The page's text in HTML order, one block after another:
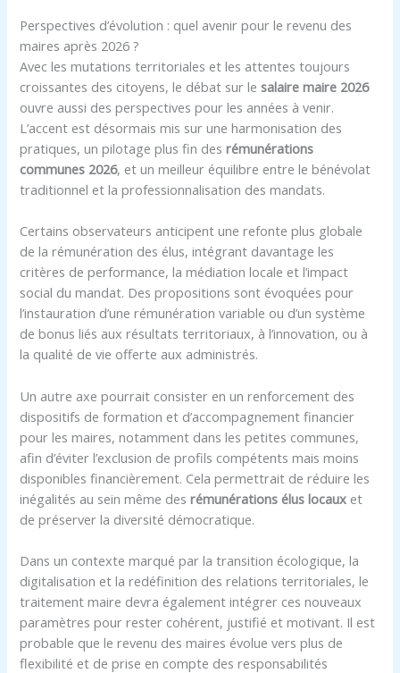
Perspectives d’évolution : quel avenir pour le revenu des
maires après 2026 ?
Avec les mutations territoriales et les attentes toujours
croissantes des citoyens, le débat sur lesalaire maire 2026
ouvre aussi des perspectives pour les années à venir.
L’accent est désormais mis sur une harmonisation des
pratiques, un pilotage plus fin desrémunérations
communes 2026, et un meilleur équilibre entre le bénévolat
traditionnel et la professionnalisation des mandats.
Certains observateurs anticipent une refonte plus globale
de la rémunération des élus, intégrant davantage les
critères de performance, la médiation locale et l’impact
social du mandat. Des propositions sont évoquées pour
l’instauration d’une rémunération variable ou d’un système
de bonus liés aux résultats territoriaux, à l’innovation, ou à
la qualité de vie offerte aux administrés.
Un autre axe pourrait consister en un renforcement des
dispositifs de formation et d’accompagnement financier
pour les maires, notamment dans les petites communes,
afin d’éviter l’exclusion de profils compétents mais moins
disponibles financièrement. Cela permettrait de réduire les
inégalités au sein même desrémunérations élus locaux et
de préserver la diversité démocratique.
Dans un contexte marqué par la transition écologique, la
digitalisation et la redéfinition des relations territoriales, le
traitement maire devra également intégrer ces nouveaux
paramètres pour rester cohérent, justifié et motivant. Il est
probable que le revenu des maires évolue vers plus de
flexibilité et de prise en compte des responsabilités